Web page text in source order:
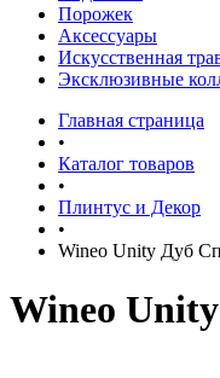
Порожек
Аксессуары
Искусственная
Эксклюзивные
Главная страница
•
Каталог товаров
•
Плинтус и Декор
•
Wineo Unity Дуб
Wineo